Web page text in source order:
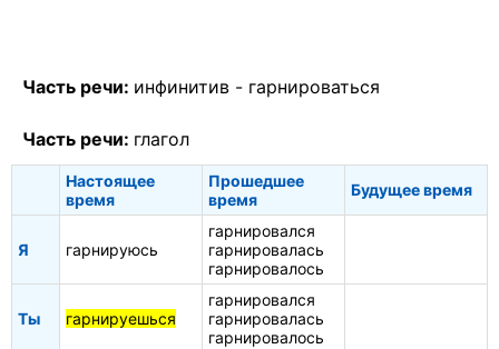
Часть речи: инфинитив - гарнироваться
Часть речи: глагол
Настоящее
время
Прошедшее
время
Будущее время
Я гарнируюсь
гарнировался
гарнировалась
гарнировалось
Ты гарнируешься
гарнировался
гарнировалась
гарнировалось